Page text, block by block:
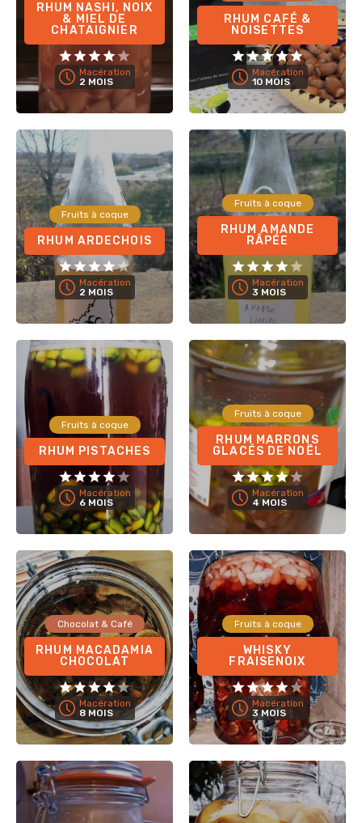
RHUM NASHI, NOIX
& MIEL DE
CHATAIGNIER
Macération
2 MOIS
RHUM CAFÉ &
NOISETTES
Macération
10 MOIS
Fruits à coque
RHUM ARDECHOIS
Macération
2 MOIS
Fruits à coque
RHUM AMANDE
RÂPÉE
Macération
3 MOIS
Fruits à coque
RHUM PISTACHES
Macération
6 MOIS
Fruits à coque
RHUM MARRONS
GLACÉS DE NOËL
Macération
4 MOIS
Chocolat & Café
RHUM MACADAMIA
CHOCOLAT
Macération
8 MOIS
Fruits à coque
WHISKY
FRAISENOIX
Macération
3 MOIS